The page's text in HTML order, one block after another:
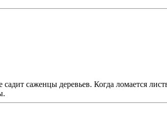
саженцы деревьев. Когда ломается